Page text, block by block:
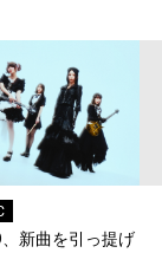
、新曲を引っ提げ